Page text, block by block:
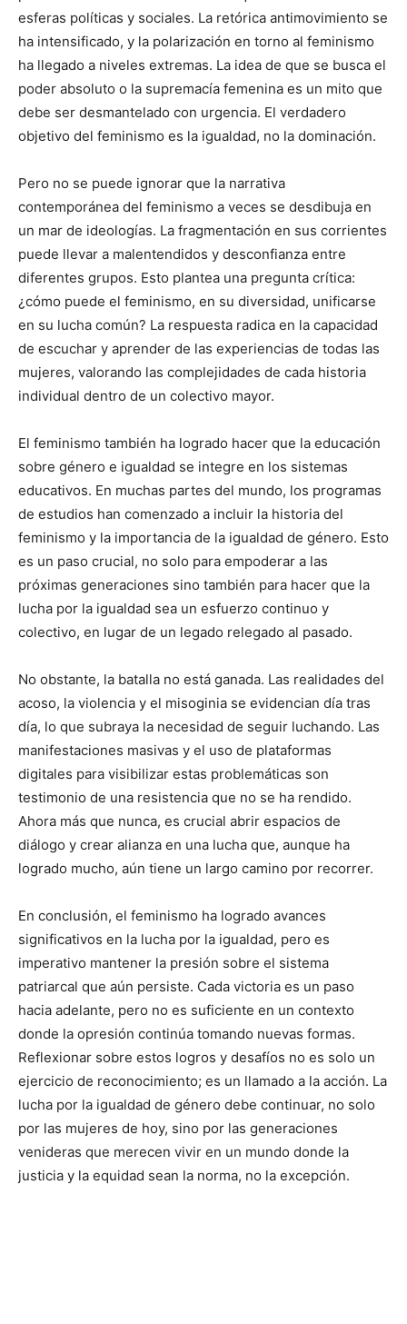
esferas políticas y sociales. La retórica antimovimiento se
ha intensificado, y la polarización en torno al feminismo
ha llegado a niveles extremas. La idea de que se busca el
poder absoluto o la supremacía femenina es un mito que
debe ser desmantelado con urgencia. El verdadero
objetivo del feminismo es la igualdad, no la dominación.
Pero no se puede ignorar que la narrativa
contemporánea del feminismo a veces se desdibuja en
un mar de ideologías. La fragmentación en sus corrientes
puede llevar a malentendidos y desconfianza entre
diferentes grupos. Esto plantea una pregunta crítica:
¿cómo puede el feminismo, en su diversidad, unificarse
en su lucha común? La respuesta radica en la capacidad
de escuchar y aprender de las experiencias de todas las
mujeres, valorando las complejidades de cada historia
individual dentro de un colectivo mayor.
El feminismo también ha logrado hacer que la educación
sobre género e igualdad se integre en los sistemas
educativos. En muchas partes del mundo, los programas
de estudios han comenzado a incluir la historia del
feminismo y la importancia de la igualdad de género. Esto
es un paso crucial, no solo para empoderar a las
próximas generaciones sino también para hacer que la
lucha por la igualdad sea un esfuerzo continuo y
colectivo, en lugar de un legado relegado al pasado.
No obstante, la batalla no está ganada. Las realidades del
acoso, la violencia y el misoginia se evidencian día tras
día, lo que subraya la necesidad de seguir luchando. Las
manifestaciones masivas y el uso de plataformas
digitales para visibilizar estas problemáticas son
testimonio de una resistencia que no se ha rendido.
Ahora más que nunca, es crucial abrir espacios de
diálogo y crear alianza en una lucha que, aunque ha
logrado mucho, aún tiene un largo camino por recorrer.
En conclusión, el feminismo ha logrado avances
significativos en la lucha por la igualdad, pero es
imperativo mantener la presión sobre el sistema
patriarcal que aún persiste. Cada victoria es un paso
hacia adelante, pero no es suficiente en un contexto
donde la opresión continúa tomando nuevas formas.
Reflexionar sobre estos logros y desafíos no es solo un
ejercicio de reconocimiento; es un llamado a la acción. La
lucha por la igualdad de género debe continuar, no solo
por las mujeres de hoy, sino por las generaciones
venideras que merecen vivir en un mundo donde la
justicia y la equidad sean la norma, no la excepción.